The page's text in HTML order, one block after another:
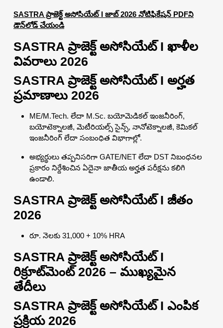
SASTRA ప్రాజెక్ట్ అసోసియేట్ I జాబ్ 2026 నోటిఫికేషన్ PDFని
డౌన్‌లోడ్ చేయండి
SASTRA ప్రాజెక్ట్ అసోసియేట్ I ఖాళీల
వివరాలు 2026
SASTRA ప్రాజెక్ట్ అసోసియేట్ I అర్హత
ప్రమాణాలు 2026
ME/M.Tech. లేదా M.Sc. బయోమెడికల్ ఇంజనీరింగ్,
బయోటెక్నాలజీ, మెటీరియల్స్ సైన్స్, నానోటెక్నాలజీ, కెమికల్
ఇంజనీరింగ్ లేదా సంబంధిత విభాగాల్లో.
అభ్యర్థులు తప్పనిసరిగా GATE/NET లేదా DST నిబంధనల
ప్రకారం నిర్దేశించిన ఏదైనా జాతీయ అర్హత పరీక్షను కలిగి
ఉండాలి.
SASTRA ప్రాజెక్ట్ అసోసియేట్ I జీతం
2026
రూ. నెలకు 31,000 + 10% HRA
SASTRA ప్రాజెక్ట్ అసోసియేట్ I
రిక్రూట్‌మెంట్ 2026 – ముఖ్యమైన
తేదీలు
SASTRA ప్రాజెక్ట్ అసోసియేట్ I ఎంపిక
ప్రక్రియ 2026